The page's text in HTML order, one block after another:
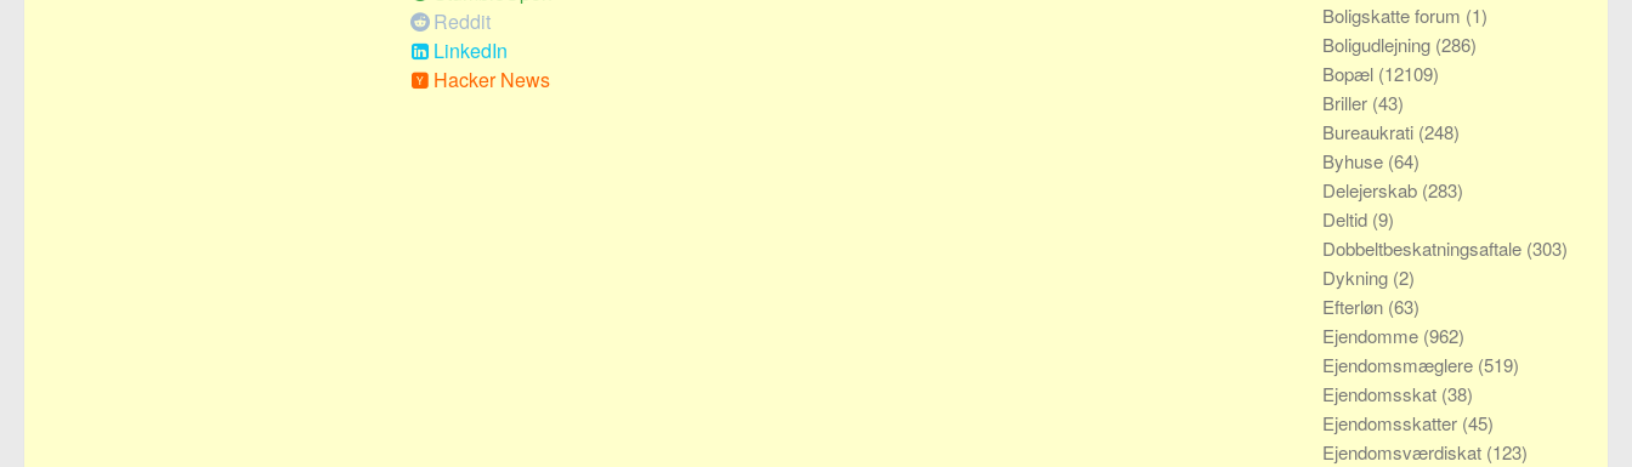
Reddit
LinkedIn
Hacker News
Boligskatte forum (1)
Boligudlejning (286)
Bopæl (12109)
Briller (43)
Bureaukrati (248)
Byhuse (64)
Delejerskab (283)
Deltid (9)
Dobbeltbeskatningsaftale (303)
Dykning (2)
Efterløn (63)
Ejendomme (962)
Ejendomsmæglere (519)
Ejendomsskat (38)
Ejendomsskatter (45)
Ejendomsværdiskat (123)